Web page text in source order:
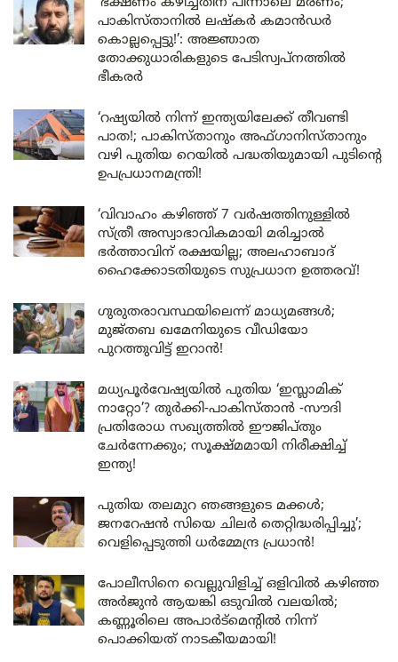
പാകിസ്താനിൽ ലഷ്കർ കമാൻഡർ
കൊല്ലപ്പെട്ടു!’: അജ്ഞാത
തോക്കുധാരികളുടെ പേടിസ്വപ്നത്തിൽ
ഭീകരർ
‘റഷ്യയിൽ നിന്ന് ഇന്ത്യയിലേക്ക് തീവണ്ടി
പാത!; പാകിസ്താനും അഫ്ഗാനിസ്താനും
വഴി പുതിയ റെയിൽ പദ്ധതിയുമായി പുടിന്റെ
ഉപപ്രധാനമന്ത്രി!
‘വിവാഹം കഴിഞ്ഞ് 7 വർഷത്തിനുള്ളിൽ
സ്ത്രീ അസ്വാഭാവികമായി മരിച്ചാൽ
ഭർത്താവിന് രക്ഷയില്ല; അലഹാബാദ്
ഹൈക്കോടതിയുടെ സുപ്രധാന ഉത്തരവ്!
ഗുരുതരാവസ്ഥയിലെന്ന് മാധ്യമങ്ങൾ;
മുജ്തബ ഖമേനിയുടെ വീഡിയോ
പുറത്തുവിട്ട് ഇറാൻ!
മധ്യപൂർവേഷ്യയിൽ പുതിയ ‘ഇസ്ലാമിക്
നാറ്റോ’? തുർക്കി-പാകിസ്താൻ -സൗദി
പ്രതിരോധ സഖ്യത്തിൽ ഈജിപ്തും
ചേർന്നേക്കും; സൂക്ഷ്മമായി നിരീക്ഷിച്ച്
ഇന്ത്യ!
പുതിയ തലമുറ ഞങ്ങളുടെ മക്കൾ;
ജനറേഷൻ സിയെ ചിലർ തെറ്റിദ്ധരിപ്പിച്ചു’;
വെളിപ്പെടുത്തി ധർമ്മേന്ദ്ര പ്രധാൻ!
പോലീസിനെ വെല്ലുവിളിച്ച് ഒളിവിൽ കഴിഞ്ഞ
അർജുൻ ആയങ്കി ഒടുവിൽ വലയിൽ;
കണ്ണൂരിലെ അപാർട്മെന്റിൽ നിന്ന്
പൊക്കിയത് നാടകീയമായി!